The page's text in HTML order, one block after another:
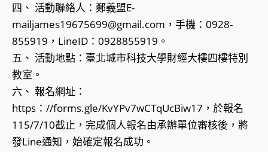
四、 活動聯絡人：鄭義盟E-
mailjames19675699@gmail.com，手機：0928-
855919，LineID：0928855919。
五、 活動地點：臺北城市科技大學財經大樓四樓特別
教室。
六、 報名網址：
https：//forms.gle/KvYPv7wCTqUcBiw17，於報名
115/7/10截止，完成個人報名由承辦單位審核後，將
發Line通知，始確定報名成功。